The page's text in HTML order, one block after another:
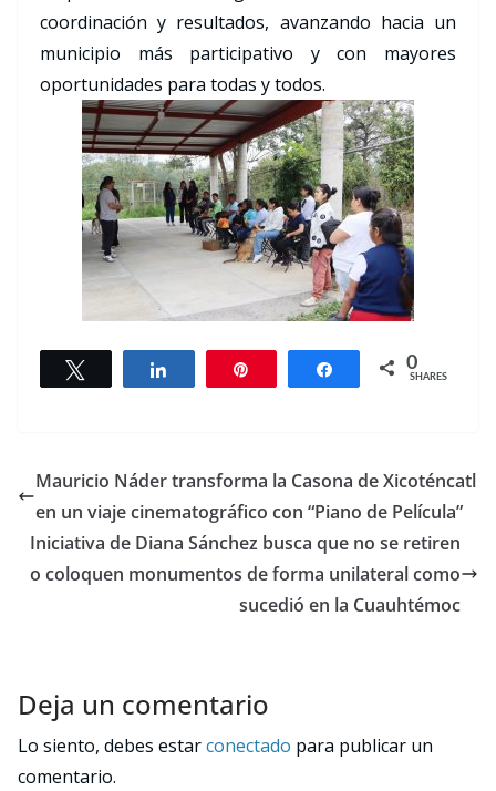
coordinación y resultados, avanzando hacia un
municipio más participativo y con mayores
oportunidades para todas y todos.
Share 0
SHARES
Mauricio Náder transforma la Casona de Xicoténcatl
en un viaje cinematográfico con “Piano de Película”
Iniciativa de Diana Sánchez busca que no se retiren
o coloquen monumentos de forma unilateral como
sucedió en la Cuauhtémoc
Deja un comentario
Lo siento, debes estarconectado para publicar un
comentario.